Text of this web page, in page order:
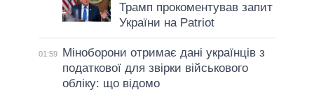
Трамп прокоментував запит
України на Patriot
01:59
Міноборони отримає дані українців з
податкової для звірки військового
обліку: що відомо